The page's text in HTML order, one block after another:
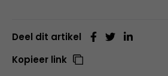
Deel dit artikel
Kopieer link